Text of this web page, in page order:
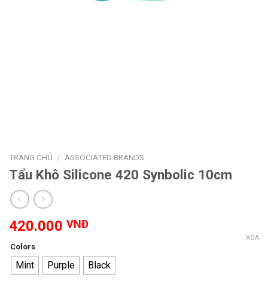
TRANG CHỦ / ASSOCIATED BRANDS
Tẩu Khô Silicone 420 Synbolic 10cm
420.000 VNĐ
Colors
Mint Purple Black
XÓA